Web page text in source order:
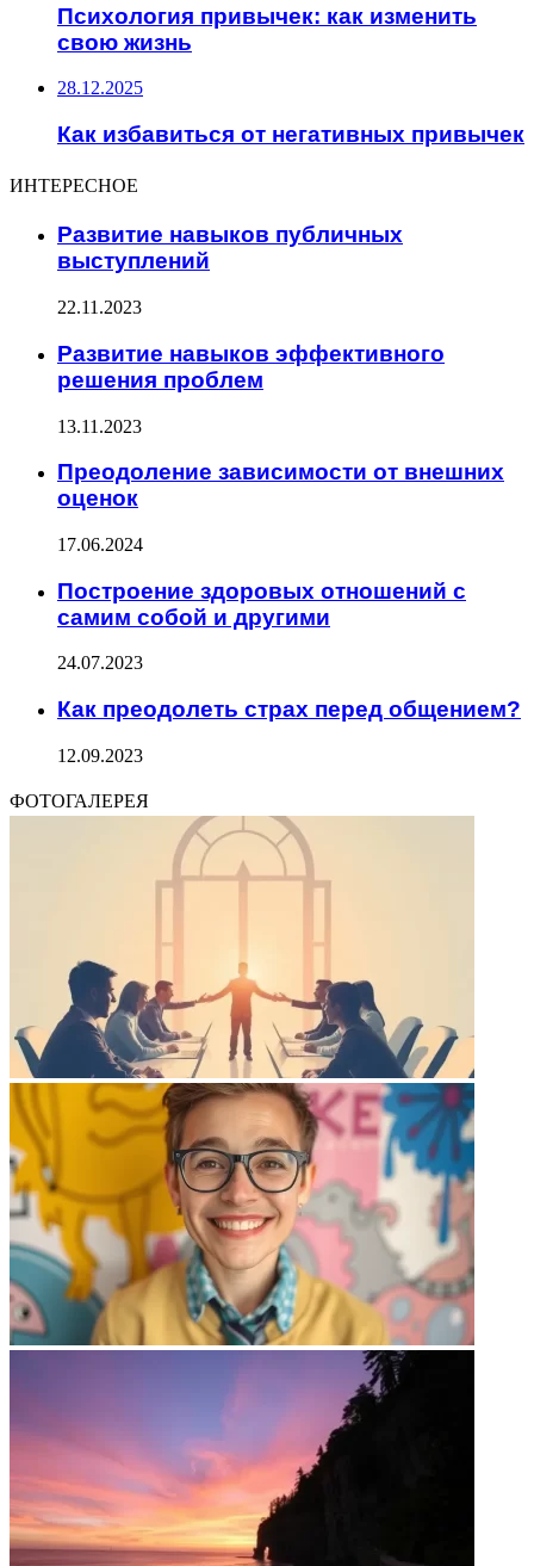
Психология привычек: как изменить
свою жизнь
28.12.2025
Как избавиться от негативных привычек
ИНТЕРЕСНОЕ
Развитие навыков публичных
выступлений
22.11.2023
Развитие навыков эффективного
решения проблем
13.11.2023
Преодоление зависимости от внешних
оценок
17.06.2024
Построение здоровых отношений с
самим собой и другими
24.07.2023
Как преодолеть страх перед общением?
12.09.2023
ФОТОГАЛЕРЕЯ